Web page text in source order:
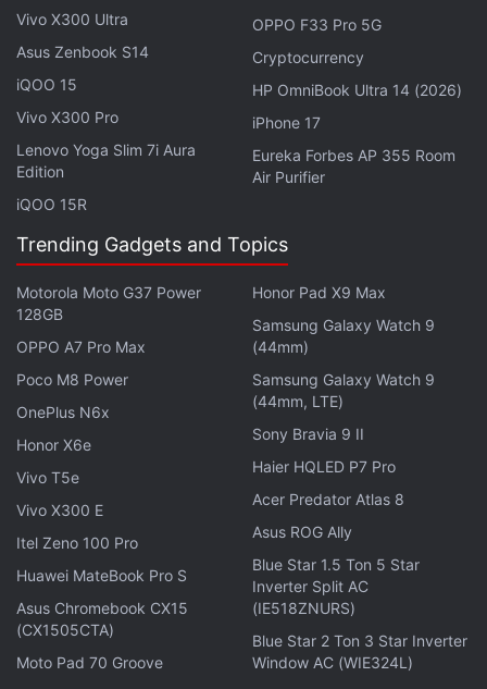
वेगळे आहेत. चला तर मग, आपण पाहुयात काय आहेत BoAt
BoAt Airdopes ProGear ची वैशिष्ट्ये.
वर दिलेल्या फोटोकडे पाहून तुमच्या लक्षात आलंच असेल, की BoAt
दिसत आहे. त्याच्या डिझाइन पलीकडे कंपनीने अनेक बदल केले आहेत,
ज्यामध्ये OWS Airdopes हे Quad Mic AI ENx ह्या तंत्रज्ञानासह
च्या मदतीने बाहेरील आवाज प्रभावीपणे दूर करतात. ह्यामध्ये अधिक खोल
आणि चांगल्या ऑडियो गुणवत्तेसाठी 15 मिमीचे ड्रायव्हर्स सुसज्ज आहेत.
BoAt Airdopes ProGear ला अल्ट्रा-लो लेटन्सी मोड ने अखंड
कनेक्टिव्हिटीसाठी ब्लूटूथ v5.3 सोबत BEAST मोड जोडण्यात आला
आहे, ज्यामुळे तुमचा गेमिंग आणि विडियोचा अनुभव अधिक सुखद बनतो.
ह्यामधील सर्वात महत्वाचे वैशिष्ट्ये ते म्हणजे बॅटरी. ह्या दोन्ही
इअरफोन्समध्ये 65 mAh ची बॅटरी बसविण्यात आली आहे, त्याशिवाय
चार्जिंग केस मध्ये 500 mAh ची बॅटरी बसविण्यात आली आहे, जी 100
तासांपर्यंत आरामात चालते. त्याशिवाय ह्या BoAt Airdopes
ProGear ला फक्त 10 मिनिट चार्ज केल्यानंतर ते 10 तास आरामात
चालू शकतात.
BoAt Airdopes ProGear किंमत आणि उपलब्धता.
BoAt Airdopes ProGear हे काळया आणि हिरव्या ह्या दोन रंगांमध्ये
खरेदी करता येणार आहेत. जे तुम्हाला भारतात Amazon, Myntra
Vivo X300 Ultra
Asus Zenbook S14
iQOO 15
Vivo X300 Pro
Lenovo Yoga Slim 7i Aura
Edition
iQOO 15R
OPPO F33 Pro 5G
Cryptocurrency
HP OmniBook Ultra 14 (2026)
iPhone 17
Eureka Forbes AP 355 Room
Air Purifier
Trending Gadgets and Topics
Motorola Moto G37 Power
128GB
OPPO A7 Pro Max
Poco M8 Power
OnePlus N6x
Honor X6e
Vivo T5e
Vivo X300 E
Itel Zeno 100 Pro
Huawei MateBook Pro S
Asus Chromebook CX15
(CX1505CTA)
Moto Pad 70 Groove
Honor Pad X9 Max
Samsung Galaxy Watch 9
(44mm)
Samsung Galaxy Watch 9
(44mm, LTE)
Sony Bravia 9 II
Haier HQLED P7 Pro
Acer Predator Atlas 8
Asus ROG Ally
Blue Star 1.5 Ton 5 Star
Inverter Split AC
(IE518ZNURS)
Blue Star 2 Ton 3 Star Inverter
Window AC (WIE324L)